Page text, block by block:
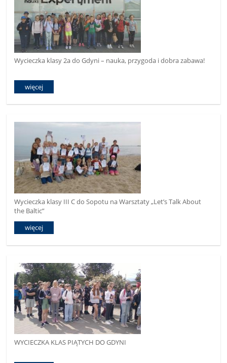
Wycieczka klasy 2a do Gdyni – nauka, przygoda i dobra zabawa!
więcej
Wycieczka klasy III C do Sopotu na Warsztaty „Let’s Talk About
the Baltic”
więcej
WYCIECZKA KLAS PIĄTYCH DO GDYNI